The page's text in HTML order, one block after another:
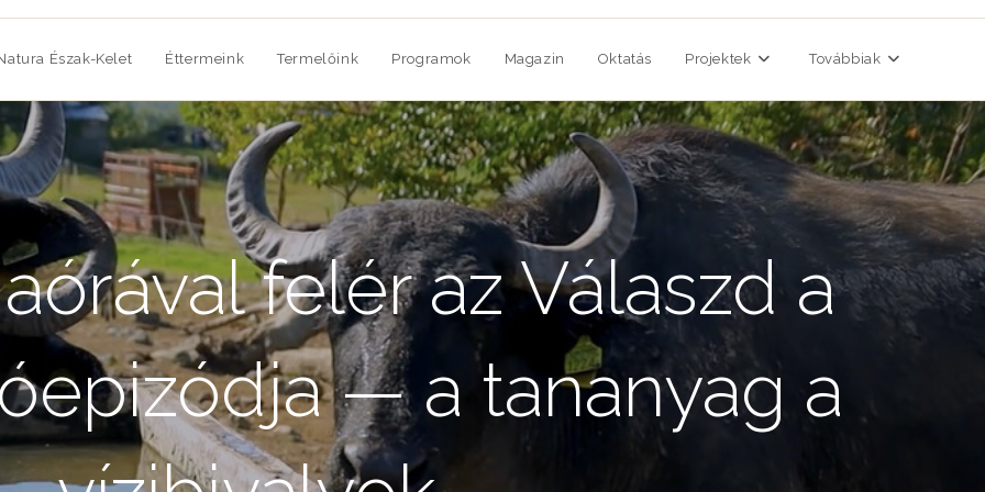
Észak-Kelet Éttermeink Termelőink Programok Magazin Oktatás Projektek Továbbiak
felér az Válaszd a
— a tananyag a